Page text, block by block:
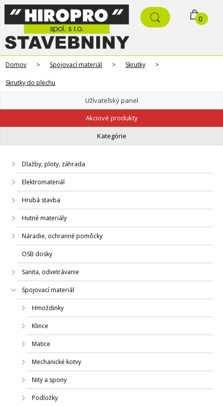
0
Domov > Spojovací materiál > Skrutky >
Skrutky do plechu
Užívateľský panel
Akciové produkty
Kategórie
Dlažby, ploty, záhrada
Elektromateriál
Hrubá stavba
Hutné materiály
Náradie, ochranné pomôcky
OSB dosky
Sanita, odvetrávanie
Spojovací materiál
Hmoždinky
Klince
Matice
Mechanické kotvy
Nity a spony
Podložky